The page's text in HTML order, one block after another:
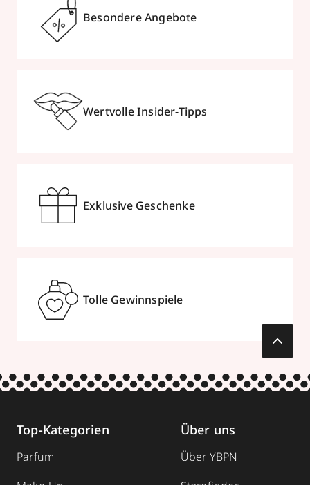
Besondere Angebote
Wertvolle Insider-Tipps
Exklusive Geschenke
Tolle Gewinnspiele
Top-Kategorien
Parfum
Über uns
Über YBPN